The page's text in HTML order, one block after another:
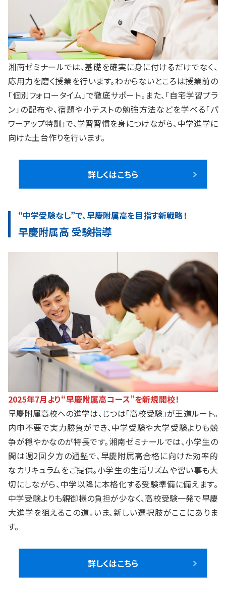
湘南ゼミナールでは、基礎を確実に身に付けるだけでなく、
応用力を磨く授業を行います。わからないところは授業前の
「個別フォロータイム」で徹底サポート。また、「自宅学習プラ
ン」の配布や、宿題や小テストの勉強方法などを学べる「パ
ワーアップ特訓」で、学習習慣を身につけながら、中学進学に
向けた土台作りを行います。
詳しくはこちら
“中学受験なし”で、早慶附属高を目指す新戦略！
早慶附属高 受験指導
2025年7月より“早慶附属高コース”を新規開校！
早慶附属高校への進学は、じつは「高校受験」が王道ルート。
内申不要で実力勝負ができ、中学受験や大学受験よりも競
争が穏やかなのが特長です。湘南ゼミナールでは、小学生の
間は週2回夕方の通塾で、早慶附属高合格に向けた効率的
なカリキュラムをご提供。小学生の生活リズムや習い事も大
切にしながら、中学以降に本格化する受験準備に備えます。
中学受験よりも親御様の負担が少なく、高校受験一発で早慶
大進学を狙えるこの道。いま、新しい選択肢がここにありま
す。
詳しくはこちら